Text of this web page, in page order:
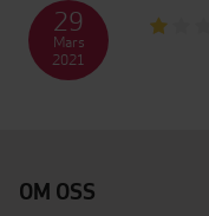
29
Mars
2021
OM OSS